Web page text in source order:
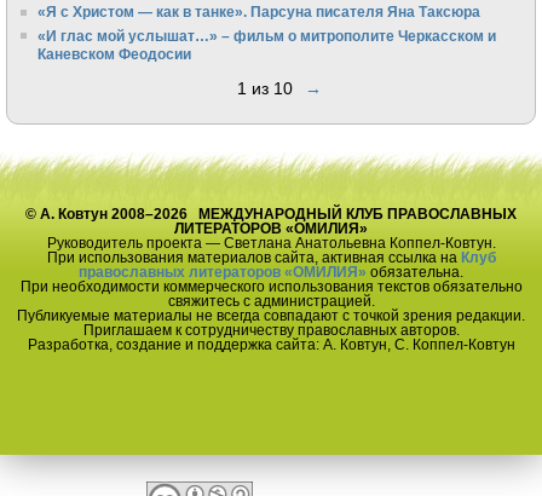
«Я с Христом — как в танке». Парсуна писателя Яна Таксюра
«И глас мой услышат…» – фильм о митрополите Черкасском и
Каневском Феодосии
1 из 10 →
© А. Ковтун 2008–2026 МЕЖДУНАРОДНЫЙ КЛУБ ПРАВОСЛАВНЫХ
ЛИТЕРАТОРОВ «ОМИЛИЯ»
Руководитель проекта — Светлана Анатольевна Коппел-Ковтун.
При использования материалов сайта, активная ссылка на Клуб
православных литераторов «ОМИЛИЯ» обязательна.
При необходимости коммерческого использования текстов обязательно
свяжитесь с администрацией.
Публикуемые материалы не всегда совпадают с точкой зрения редакции.
Приглашаем к сотрудничеству православных авторов.
Разработка, создание и поддержка сайта: А. Ковтун, С. Коппел-Ковтун